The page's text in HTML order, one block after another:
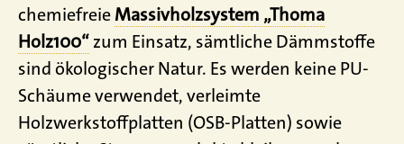
chemiefreieMassivholzsystem „Thoma
Holz100“zum Einsatz, sämtliche Dämmstoffe
sind ökologischer Natur. Es werden keine PU-
Schäume verwendet, verleimte
Holzwerkstoffplatten (OSB-Platten) sowie